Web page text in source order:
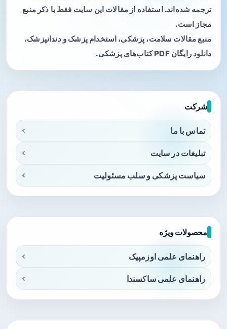
ترجمه شده‌اند. استفاده از مقالات این سایت فقط با ذکر منبع
مجاز است.
منبع مقالات سلامت، پزشکی، استخدام پزشک و دندانپزشک،
دانلود رایگان PDF کتاب‌های پزشکی.
شرکت
تماس با ما
تبلیغات در سایت
سیاست پزشکی و سلب مسئولیت
محصولات ویژه
راهنمای علمی اوزمپیک
راهنمای علمی ساکسندا